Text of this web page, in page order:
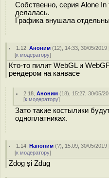
Собственно, серия Alone
делалась.
Графика внушала
1.12 ,Аноним (12), 14:33, 30/05/2019
[к модератору]
Кто-то пилит WebGL и
рендером на канвасе
2.18 ,Аноним (18), 15:27, 30/05/
[к модератору]
Зато такие костылики
одноплатниках.
1.14 ,Наноним (?), 15:09, 30/05/2019
[к модератору]
Zdog și Zdug